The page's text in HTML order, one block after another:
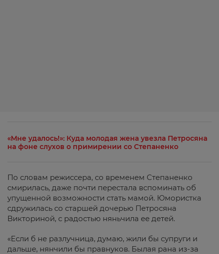
«Мне удалось!»: Куда молодая жена увезла Петросяна
на фоне слухов о примирении со Степаненко
По словам режиссера, со временем Степаненко
смирилась, даже почти перестала вспоминать об
упущенной возможности стать мамой. Юмористка
сдружилась со старшей дочерью Петросяна
Викториной, с радостью няньчила ее детей.
«Если б не разлучница, думаю, жили бы супруги и
дальше, нянчили бы правнуков. Былая рана из-за